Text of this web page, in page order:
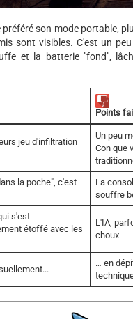
préféré son mode portable,
sont visibles. C'est un
et la batterie "fond",
Points
jeu d'infiltration
Un peu
Con que
la poche", c'est
La
souffre
s'est
étoffé avec les
L'IA,
choux
… en